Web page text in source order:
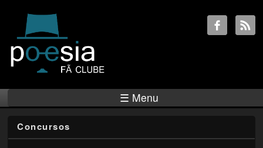
☰ Menu
Concursos